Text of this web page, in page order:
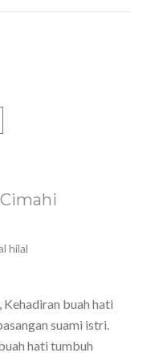
hilal
Kehadiran buah hati
suami istri.
hati tumbuh